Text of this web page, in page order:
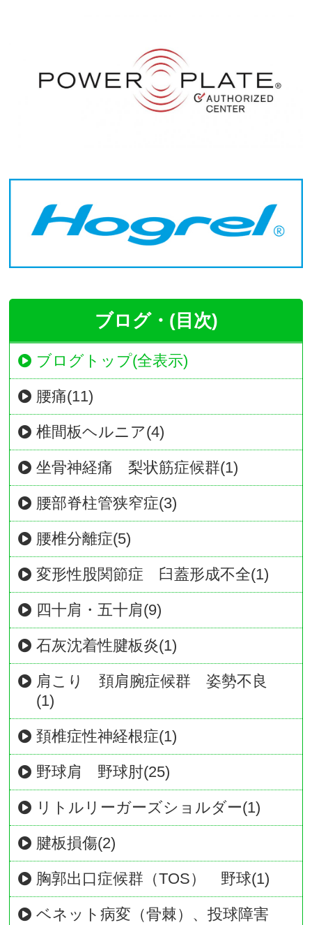
ブログ・(目次)
ブログトップ(全表示)
腰痛(11)
椎間板ヘルニア(4)
坐骨神経痛 梨状筋症候群(1)
腰部脊柱管狭窄症(3)
腰椎分離症(5)
変形性股関節症 臼蓋形成不全(1)
四十肩・五十肩(9)
石灰沈着性腱板炎(1)
肩こり 頚肩腕症候群 姿勢不良
(1)
頚椎症性神経根症(1)
野球肩 野球肘(25)
リトルリーガーズショルダー(1)
腱板損傷(2)
胸郭出口症候群（TOS） 野球(1)
ベネット病変（骨棘）、投球障害